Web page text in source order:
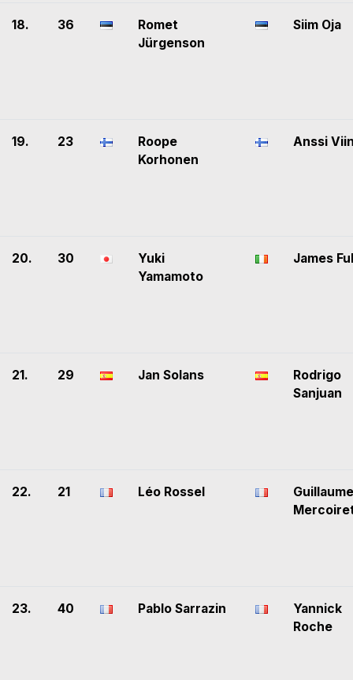
18. 36
Romet
Jürgenson
Siim Oja
19. 23
Roope
Korhonen
Anssi
20. 30
Yuki
Yamamoto
James
21. 29 Jan Solans
Rodrigo
Sanjuan
22. 21 Léo Rossel
Guillaume
23. 40 Pablo Sarrazin
Yannick
Roche